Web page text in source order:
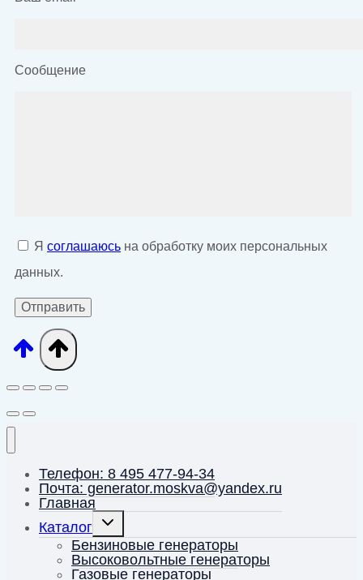
Сообщение
Я соглашаюсь на обработку моих персональных
данных.
Телефон: 8 495 477-94-34
Почта: generator.moskva@yandex.ru
Главная
Каталог
Переключить
дочернее
меню
Бензиновые генераторы
Высоковольтные генераторы
Газовые генераторы